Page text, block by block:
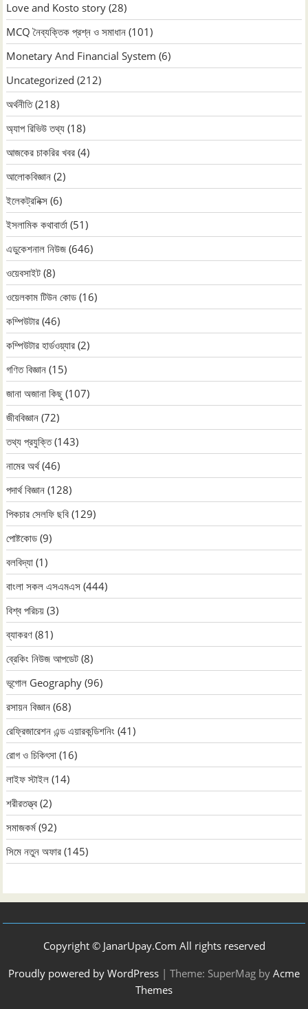
Love and Kosto story (28)
MCQ নৈব্যক্তিক প্রশ্ন ও সমাধান (101)
Monetary And Financial System (6)
Uncategorized (212)
অর্থনীতি(218)
অ্যাপ রিভিউ তথ্য (18)
আজকের চাকরির খবর (4)
আলোকবিজ্ঞান (2)
ইলেকট্রনিক্স (6)
ইসলামিক কথাবার্তা (51)
এডুকেশনাল নিউজ (646)
ওয়েবসাইট (8)
ওয়েলকাম টিউন কোড (16)
কম্পিউটার (46)
কম্পিউটার হার্ডওয়্যার (2)
গণিত বিজ্ঞান (15)
জানা অজানা কিছু (107)
জীববিজ্ঞান (72)
তথ্য প্রযুক্তি(143)
নামের অর্থ(46)
পদার্থ বিজ্ঞান (128)
পিকচার সেলফি ছবি (129)
পোষ্টকোড (9)
বলবিদ্যা (1)
বাংলা সকল এসএমএস (444)
বিশ্ব পরিচয় (3)
ব্যাকরণ (81)
ব্রেকিং নিউজ আপডেট (8)
ভূগোল Geography (96)
রসায়ন বিজ্ঞান (68)
রেফ্রিজারেশন এন্ড এয়ারকন্ডিশনিং (41)
রোগ ও চিকিৎসা (16)
লাইফ স্টাইল (14)
শরীরতত্ত্ব (2)
সমাজকর্ম(92)
সিমে নতুন ‍অফার (145)
Copyright © JanarUpay.Com All rights reserved
Proudly powered by WordPress | Theme: SuperMag by Acme
Themes